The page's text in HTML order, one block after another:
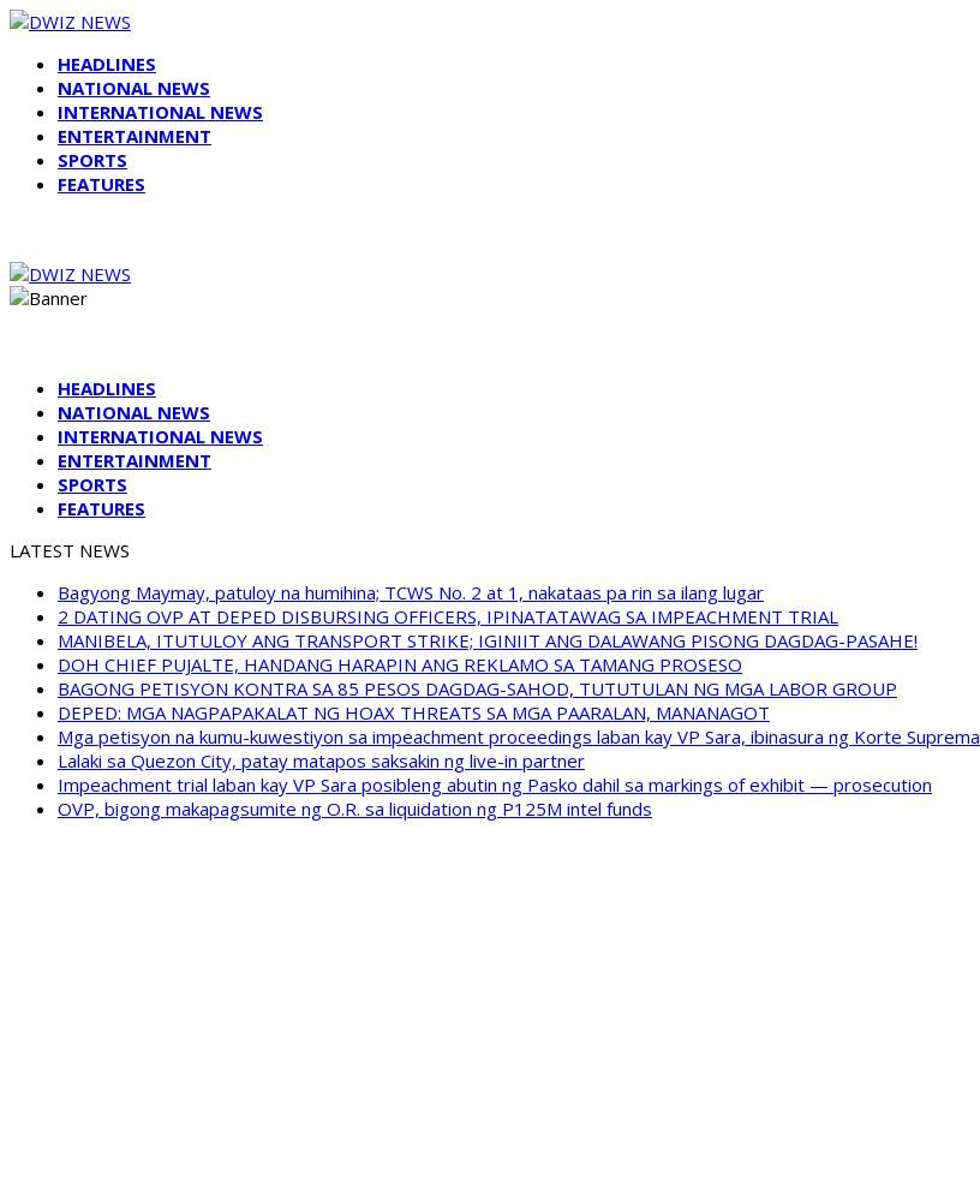
HEADLINES
NATIONAL NEWS
INTERNATIONAL NEWS
ENTERTAINMENT
SPORTS
FEATURES
HEADLINES
NATIONAL NEWS
INTERNATIONAL NEWS
ENTERTAINMENT
SPORTS
FEATURES
LATEST NEWS
Bagyong Maymay, patuloy na humihina; TCWS No. 2 at 1, nakataas pa rin sa ilang lugar
2 DATING OVP AT DEPED DISBURSING OFFICERS, IPINATATAWAG SA IMPEACHMENT TRIAL
MANIBELA, ITUTULOY ANG TRANSPORT STRIKE; IGINIIT ANG DALAWANG PISONG DAGDAG-PASAHE!
DOH CHIEF PUJALTE, HANDANG HARAPIN ANG REKLAMO SA TAMANG PROSESO
BAGONG PETISYON KONTRA SA 85 PESOS DAGDAG-SAHOD, TUTUTULAN NG MGA LABOR GROUP
DEPED: MGA NAGPAPAKALAT NG HOAX THREATS SA MGA PAARALAN, MANANAGOT
Mga petisyon na kumu-kuwestiyon sa impeachment proceedings laban kay VP Sara, ibinasura ng Korte Suprema
Lalaki sa Quezon City, patay matapos saksakin ng live-in partner
Impeachment trial laban kay VP Sara posibleng abutin ng Pasko dahil sa markings of exhibit — prosecution
OVP, bigong makapagsumite ng O.R. sa liquidation ng P125M intel funds